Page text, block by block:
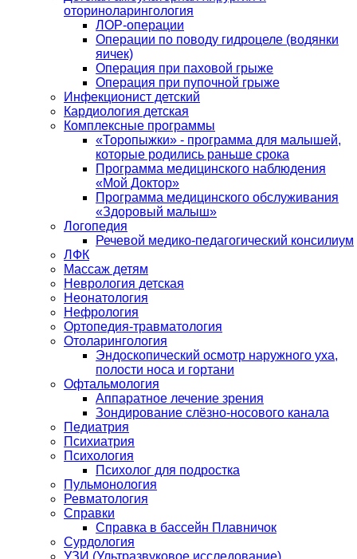
оториноларингология
ЛОР-операции
Операции по поводу гидроцеле (водянки
яичек)
Операция при паховой грыже
Операция при пупочной грыже
Инфекционист детский
Кардиология детская
Комплексные программы
«Торопыжки» - программа для малышей,
которые родились раньше срока
Программа медицинского наблюдения
«Мой Доктор»
Программа медицинского обслуживания
«Здоровый малыш»
Логопедия
Речевой медико-педагогический консилиум
ЛФК
Массаж детям
Неврология детская
Неонатология
Нефрология
Ортопедия-травматология
Отоларингология
Эндоскопический осмотр наружного уха,
полости носа и гортани
Офтальмология
Аппаратное лечение зрения
Зондирование слёзно-носового канала
Педиатрия
Психиатрия
Психология
Психолог для подростка
Пульмонология
Ревматология
Справки
Справка в бассейн Плавничок
Сурдология